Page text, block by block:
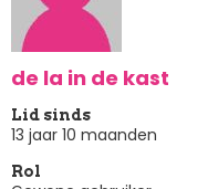
de la in de kast
Lid sinds
13 jaar 10 maanden
Rol